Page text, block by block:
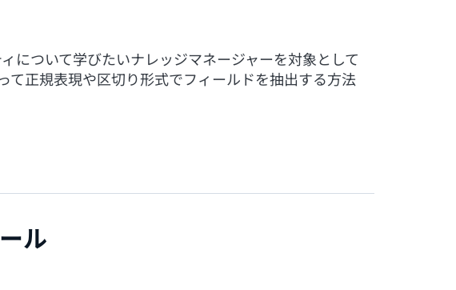
について学びたいナレッジマネージャーを対象として
正規表現や区切り形式でフィールドを抽出する方法
ル